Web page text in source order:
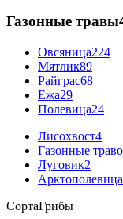
Газонные травы
Овсяница224
Мятлик89
Райграс68
Ежа29
Полевица24
Лисохвост4
Газонные
Луговик2
Арктополевица
СортаГрибы